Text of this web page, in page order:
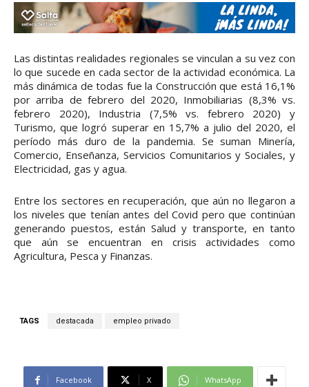
Las distintas realidades regionales se vinculan a su vez con
lo que sucede en cada sector de la actividad económica. La
más dinámica de todas fue la Construcción que está 16,1%
por arriba de febrero del 2020, Inmobiliarias (8,3% vs.
febrero 2020), Industria (7,5% vs. febrero 2020) y
Turismo, que logró superar en 15,7% a julio del 2020, el
período más duro de la pandemia. Se suman Minería,
Comercio, Enseñanza, Servicios Comunitarios y Sociales, y
Electricidad, gas y agua.
Entre los sectores en recuperación, que aún no llegaron a
los niveles que tenían antes del Covid pero que continúan
generando puestos, están Salud y transporte, en tanto
que aún se encuentran en crisis actividades como
Agricultura, Pesca y Finanzas.
TAGS destacada empleo privado
Facebook X WhatsApp